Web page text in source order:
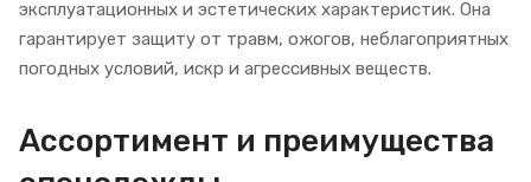
эксплуатационных и эстетических характеристик. Она
гарантирует защиту от травм, ожогов, неблагоприятных
погодных условий, искр и агрессивных веществ.
Ассортимент и преимущества